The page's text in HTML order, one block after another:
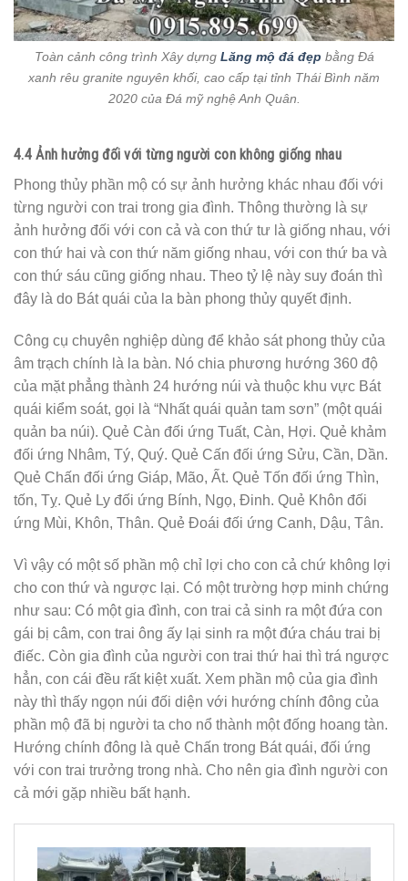
Toàn cảnh công trình Xây dựng Lăng mộ đá đẹp bằng Đá
xanh rêu granite nguyên khối, cao cấp tại tỉnh Thái Bình năm
2020 của Đá mỹ nghệ Anh Quân.
4.4 Ảnh hưởng đối với từng người con không giống nhau
Phong thủy phần mộ có sự ảnh hưởng khác nhau đối với
từng người con trai trong gia đình. Thông thường là sự
ảnh hưởng đối với con cả và con thứ tư là giống nhau, với
con thứ hai và con thứ năm giống nhau, với con thứ ba và
con thứ sáu cũng giống nhau. Theo tỷ lệ này suy đoán thì
đây là do Bát quái của la bàn phong thủy quyết định.
Công cụ chuyên nghiệp dùng để khảo sát phong thủy của
âm trạch chính là la bàn. Nó chia phương hướng 360 độ
của mặt phẳng thành 24 hướng núi và thuộc khu vực Bát
quái kiểm soát, gọi là “Nhất quái quản tam sơn” (một quái
quản ba núi). Quẻ Càn đối ứng Tuất, Càn, Hợi. Quẻ khảm
đối ứng Nhâm, Tý, Quý. Quẻ Cấn đối ứng Sửu, Cần, Dần.
Quẻ Chấn đối ứng Giáp, Mão, Ất. Quẻ Tốn đối ứng Thìn,
tốn, Tỵ. Quẻ Ly đối ứng Bính, Ngọ, Đinh. Quẻ Khôn đối
ứng Mùi, Khôn, Thân. Quẻ Đoái đối ứng Canh, Dậu, Tân.
Vì vậy có một số phần mộ chỉ lợi cho con cả chứ không lợi
cho con thứ và ngược lại. Có một trường hợp minh chứng
như sau: Có một gia đình, con trai cả sinh ra một đứa con
gái bị câm, con trai ông ấy lại sinh ra một đứa cháu trai bị
điếc. Còn gia đình của người con trai thứ hai thì trá ngược
hẳn, con cái đều rất kiệt xuất. Xem phần mộ của gia đình
này thì thấy ngọn núi đối diện với hướng chính đông của
phần mộ đã bị người ta cho nổ thành một đống hoang tàn.
Hướng chính đông là quẻ Chấn trong Bát quái, đối ứng
với con trai trưởng trong nhà. Cho nên gia đình người con
cả mới gặp nhiều bất hạnh.